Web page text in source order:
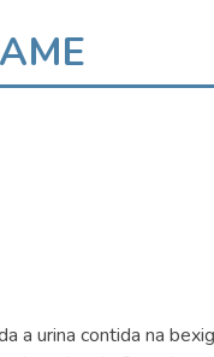
a urina contida na